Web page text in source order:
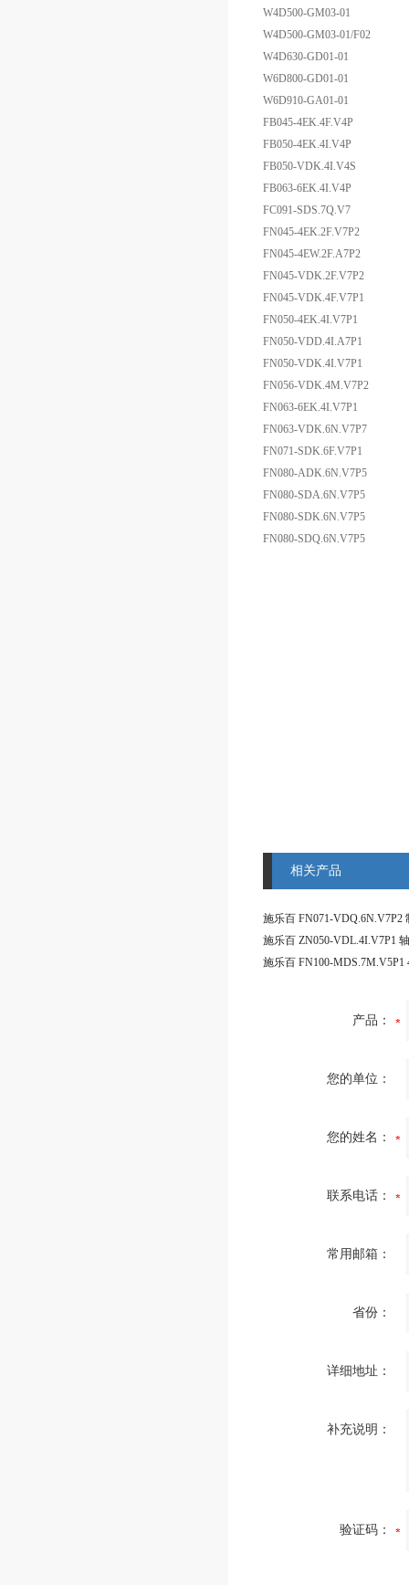
W4D500-GM03-01
W4D500-GM03-01/F02
W4D630-GD01-01
W6D800-GD01-01
W6D910-GA01-01
FB045-4EK.4F.V4P
FB050-4EK.4I.V4P
FB050-VDK.4I.V4S
FB063-6EK.4I.V4P
FC091-SDS.7Q.V7
FN045-4EK.2F.V7P2
FN045-4EW.2F.A7P2
FN045-VDK.2F.V7P2
FN045-VDK.4F.V7P1
FN050-4EK.4I.V7P1
FN050-VDD.4I.A7P1
FN050-VDK.4I.V7P1
FN056-VDK.4M.V7P2
FN063-6EK.4I.V7P1
FN063-VDK.6N.V7P7
FN071-SDK.6F.V7P1
FN080-ADK.6N.V7P5
FN080-SDA.6N.V7P5
FN080-SDK.6N.V7P5
FN080-SDQ.6N.V7P5
相关产品
施乐百 ZN050-VDL.4I.V7P1
产品：
您的单位：
您的姓名：
联系电话：
常用邮箱：
省份：
详细地址：
补充说明：
验证码：